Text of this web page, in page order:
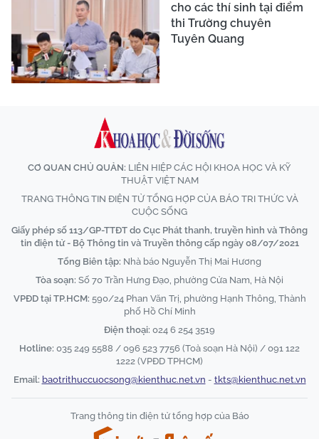
cho các thí sinh tại điểm
thi Trường chuyên
Tuyên Quang
CƠ QUAN CHỦ QUẢN: LIÊN HIỆP CÁC HỘI KHOA HỌC VÀ KỸ
THUẬT VIỆT NAM
TRANG THÔNG TIN ĐIỆN TỬ TỔNG HỢP CỦA BÁO TRI THỨC VÀ
CUỘC SỐNG
Giấy phép số 113/GP-TTĐT do Cục Phát thanh, truyền hình và Thông
tin điện tử - Bộ Thông tin và Truyền thông cấp ngày 08/07/2021
Tổng Biên tập: Nhà báo Nguyễn Thị Mai Hương
Tòa soạn: Số 70 Trần Hưng Đạo, phường Cửa Nam, Hà Nội
VPĐD tại TP.HCM: 590/24 Phan Văn Trị, phường Hạnh Thông, Thành
phố Hồ Chí Minh
Điện thoại: 024 6 254 3519
Hotline: 035 249 5588 / 096 523 7756 (Toà soạn Hà Nội) / 091 122
1222 (VPĐD TPHCM)
Email: baotrithuccuocsong@kienthuc.net.vn - tkts@kienthuc.net.vn
Trang thông tin điện tử tổng hợp của Báo